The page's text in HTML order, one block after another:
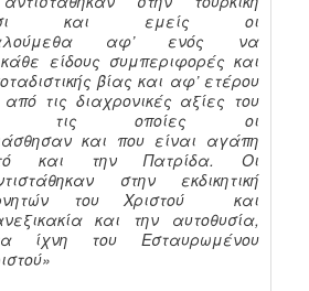
και εμείς οι
αφ’ ενός να
είδους συμπεριφορές και
βίας και αφ’ ετέρου
τις διαχρονικές αξίες του
τις οποίες οι
και που είναι αγάπη
και την Πατρίδα. Οι
στην εκδικητική
του Χριστού και
και την αυτοθυσία,
ίχνη του Εσταυρωμένου